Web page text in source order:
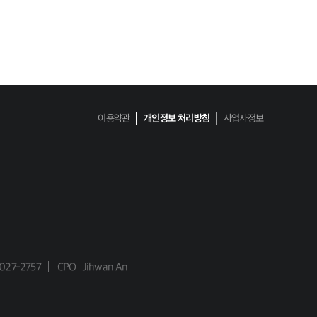
이용약관 개인정보 처리방침 사업자정보
2757 CPO Jihwan An